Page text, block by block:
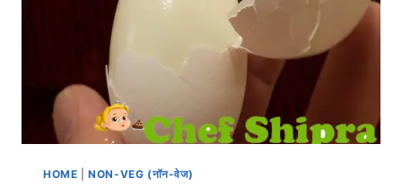
HOME |NON-VEG (नॉन-वेज)